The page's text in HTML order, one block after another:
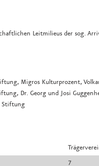
Leitmilieus der sog.
Migros Kulturprozent,
Dr. Georg und Josi
Stiftung
7